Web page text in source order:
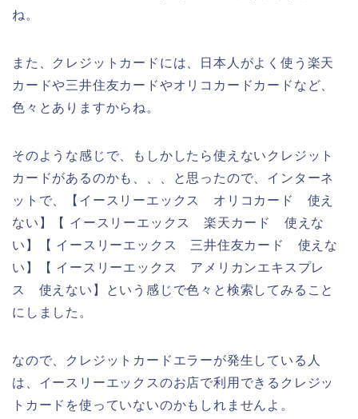
ね。
また、クレジットカードには、日本人がよく使う楽天
カードや三井住友カードやオリコカードカードなど、
色々とありますからね。
そのような感じで、もしかしたら使えないクレジット
カードがあるのかも、、、と思ったので、インターネ
ットで、【イースリーエックス オリコカード 使え
ない】【 イースリーエックス 楽天カード 使えな
い】【 イースリーエックス 三井住友カード 使えな
い】【 イースリーエックス アメリカンエキスプレ
ス 使えない】という感じで色々と検索してみること
にしました。
なので、クレジットカードエラーが発生している人
は、イースリーエックスのお店で利用できるクレジッ
トカードを使っていないのかもしれませんよ。